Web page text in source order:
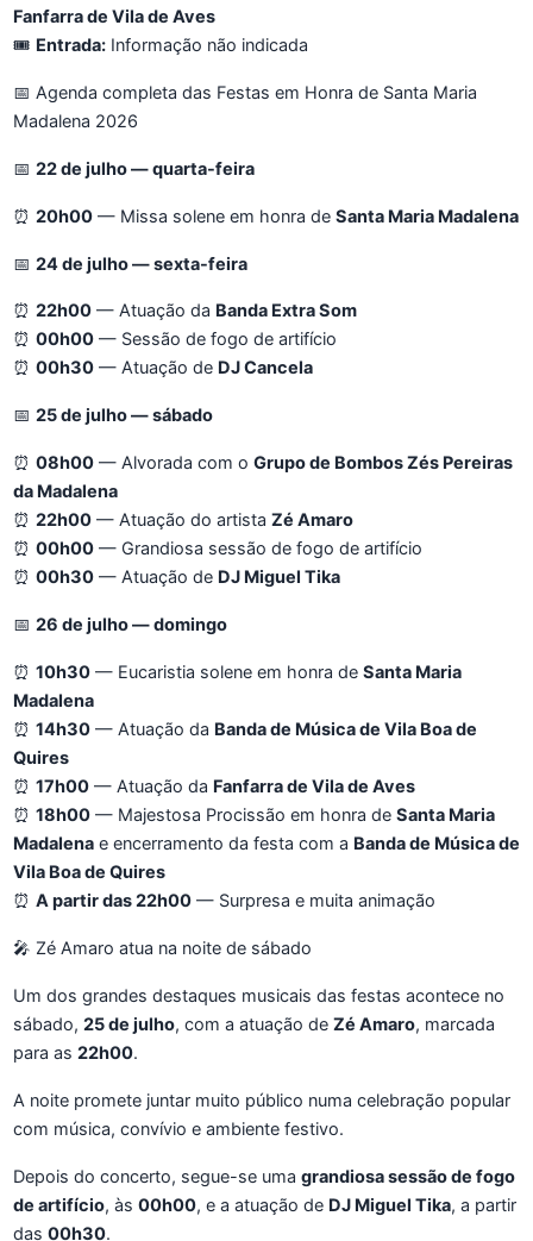
Fanfarra de Vila de Aves
🎟️ Entrada: Informação não indicada
📅 Agenda completa das Festas em Honra de Santa Maria
Madalena 2026
📅 22 de julho — quarta-feira
⏰ 20h00 — Missa solene em honra de Santa Maria Madalena
📅 24 de julho — sexta-feira
⏰ 22h00 — Atuação da Banda Extra Som
⏰ 00h00 — Sessão de fogo de artifício
⏰ 00h30 — Atuação de DJ Cancela
📅 25 de julho — sábado
⏰ 08h00 — Alvorada com o Grupo de Bombos Zés Pereiras
da Madalena
⏰ 22h00 — Atuação do artista Zé Amaro
⏰ 00h00 — Grandiosa sessão de fogo de artifício
⏰ 00h30 — Atuação de DJ Miguel Tika
📅 26 de julho — domingo
⏰ 10h30 — Eucaristia solene em honra de Santa Maria
Madalena
⏰ 14h30 — Atuação da Banda de Música de Vila Boa de
Quires
⏰ 17h00 — Atuação da Fanfarra de Vila de Aves
⏰ 18h00 — Majestosa Procissão em honra de Santa Maria
Madalena e encerramento da festa com a Banda de Música de
Vila Boa de Quires
⏰ A partir das 22h00 — Surpresa e muita animação
🎤 Zé Amaro atua na noite de sábado
Um dos grandes destaques musicais das festas acontece no
sábado, 25 de julho, com a atuação de Zé Amaro, marcada
para as 22h00.
A noite promete juntar muito público numa celebração popular
com música, convívio e ambiente festivo.
Depois do concerto, segue-se uma grandiosa sessão de fogo
de artifício, às 00h00, e a atuação de DJ Miguel Tika, a partir
das 00h30.